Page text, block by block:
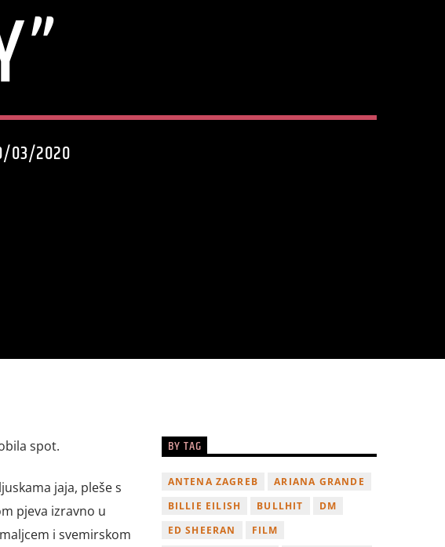
03/2020
spot.
jaja, pleše s
pjeva izravno u
i svemirskom
BY TAG
ANTENA ZAGREB
ARIANA GRANDE
BILLIE EILISH
BULLHIT
DM
ED SHEERAN
FILM